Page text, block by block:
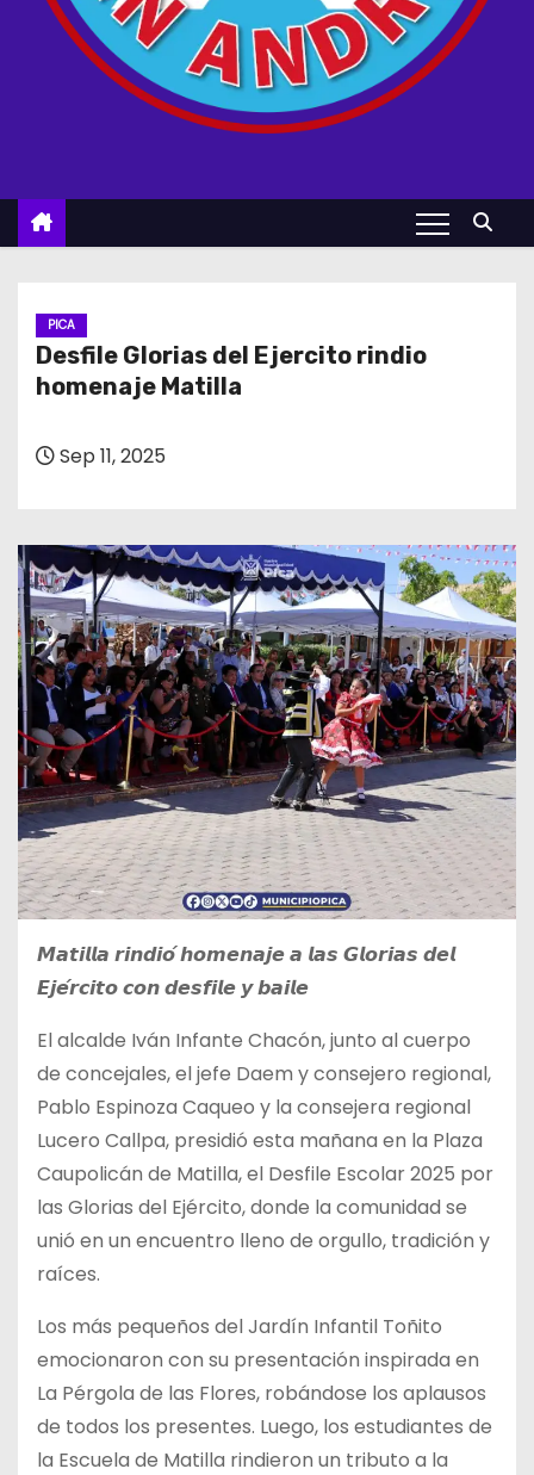
PICA
Desfile Glorias del Ejercito rindio
homenaje Matilla
Sep 11, 2025
𝙈𝙖𝙩𝙞𝙡𝙡𝙖 𝙧𝙞𝙣𝙙𝙞𝙤́ 𝙝𝙤𝙢𝙚𝙣𝙖𝙟𝙚 𝙖 𝙡𝙖𝙨 𝙂𝙡𝙤𝙧𝙞𝙖𝙨 𝙙𝙚𝙡
𝙀𝙟𝙚́𝙧𝙘𝙞𝙩𝙤 𝙘𝙤𝙣 𝙙𝙚𝙨𝙛𝙞𝙡𝙚 𝙮 𝙗𝙖𝙞𝙡𝙚
El alcalde Iván Infante Chacón, junto al cuerpo
de concejales, el jefe Daem y consejero regional,
Pablo Espinoza Caqueo y la consejera regional
Lucero Callpa, presidió esta mañana en la Plaza
Caupolicán de Matilla, el Desfile Escolar 2025 por
las Glorias del Ejército, donde la comunidad se
unió en un encuentro lleno de orgullo, tradición y
raíces.
Los más pequeños del Jardín Infantil Toñito
emocionaron con su presentación inspirada en
La Pérgola de las Flores, robándose los aplausos
de todos los presentes. Luego, los estudiantes de
la Escuela de Matilla rindieron un tributo a la